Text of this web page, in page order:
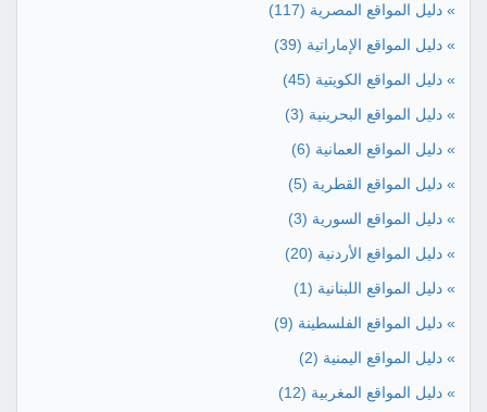
» دليل المواقع المصرية (117)
» دليل المواقع الإماراتية (39)
» دليل المواقع الكويتية (45)
» دليل المواقع البحرينية (3)
» دليل المواقع العمانية (6)
» دليل المواقع القطرية (5)
» دليل المواقع السورية (3)
» دليل المواقع الأردنية (20)
» دليل المواقع اللبنانية (1)
» دليل المواقع الفلسطينة (9)
» دليل المواقع اليمنية (2)
» دليل المواقع المغربية (12)